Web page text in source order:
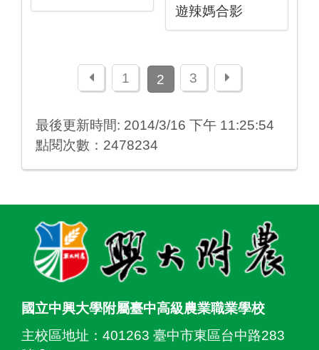
遊辣媽合影
上一頁1 2 3 下一頁
最後更新時間: 2014/3/16 下午 11:25:54
點閱次數：2478234
國立中興大學附屬臺中高級農業職業學校
主校區地址： 401263 臺中市東區台中路283